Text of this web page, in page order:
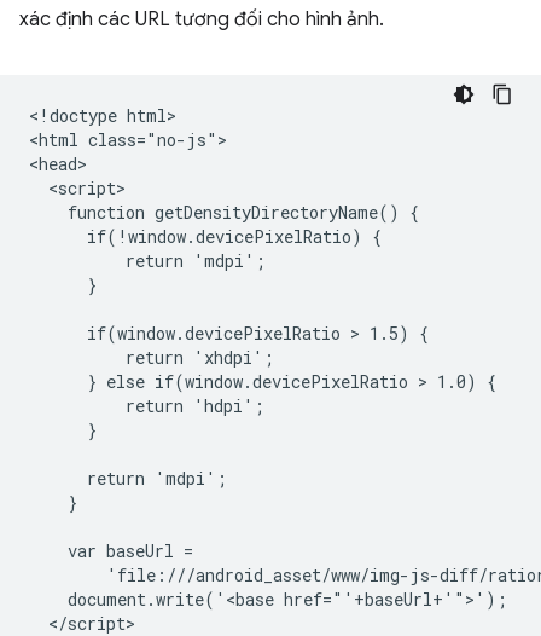
xác định các URL tương đối cho hình ảnh.
<!doctype html>
<html class="no-js">
<head>
  <script>
    function getDensityDirectoryName() {
      if(!window.devicePixelRatio) {
          return 'mdpi';
      }
      if(window.devicePixelRatio > 1.5) {
          return 'xhdpi';
      } else if(window.devicePixelRatio > 1.0) {
          return 'hdpi';
      }
      return 'mdpi';
    }
    var baseUrl =
'file:///android_asset/www/img-js-diff/
    document.write('<base href="'+baseUrl+'">');
  </script>